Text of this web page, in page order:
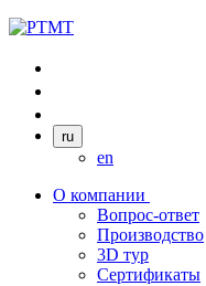
ru
en
О компании
Вопрос-ответ
Производство
3D тур
Сертификаты